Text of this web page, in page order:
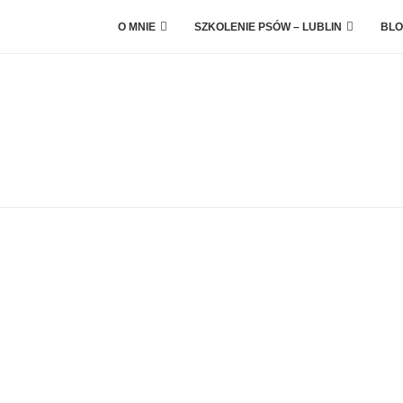
O MNIE SZKOLENIE PSÓW – LUBLIN